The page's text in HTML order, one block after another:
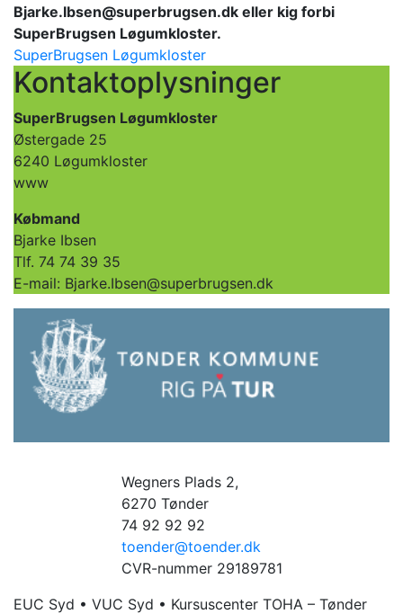
Bjarke.Ibsen@superbrugsen.dk eller kig forbi
SuperBrugsen Løgumkloster.
SuperBrugsen Løgumkloster
Kontaktoplysninger
SuperBrugsen Løgumkloster
Østergade 25
6240 Løgumkloster
www
Købmand
Bjarke Ibsen
Tlf. 74 74 39 35
E-mail: Bjarke.Ibsen@superbrugsen.dk
Wegners Plads 2,
6270 Tønder
74 92 92 92
toender@toender.dk
CVR-nummer 29189781
EUC Syd • VUC Syd • Kursuscenter TOHA – Tønder